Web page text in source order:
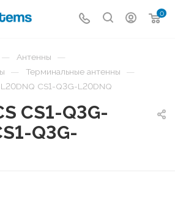
0
— Антенны —
— Терминальные антенны —
CS1-Q3G-L20DNQ
CS1-Q3G-
Q3G-